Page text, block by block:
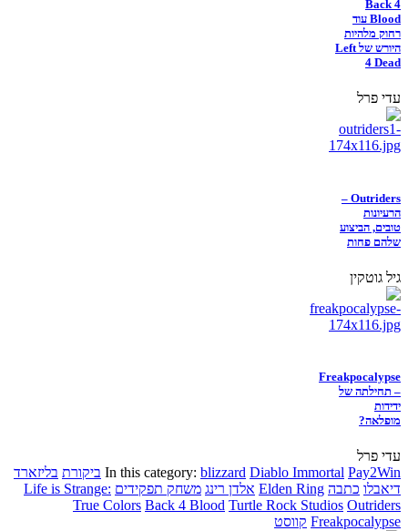
Back 4
Blood עוד
רחוק מלהיות
היורש של Left
4 Dead
עדי פרל
Outriders –
הרעיונות
טובים, הביצוע
שלהם פחות
גיל גוטקין
Freakpocalypse
– תחילתה של
ידידות
מופלאה?
עדי פרל
In this category: blizzard Diablo Immortal Pay2Win ביקורת בליזארד
דיאבלו כתבה Elden Ring אלדן רינג משחק תפקידים Life is Strange:
True Colors Back 4 Blood Turtle Rock Studios Outriders
Freakpocalypse קווסט